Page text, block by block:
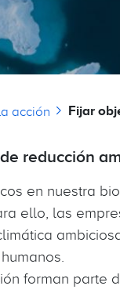
de
acción Fijar
reducción
en nuestra
ello, las
forman parte